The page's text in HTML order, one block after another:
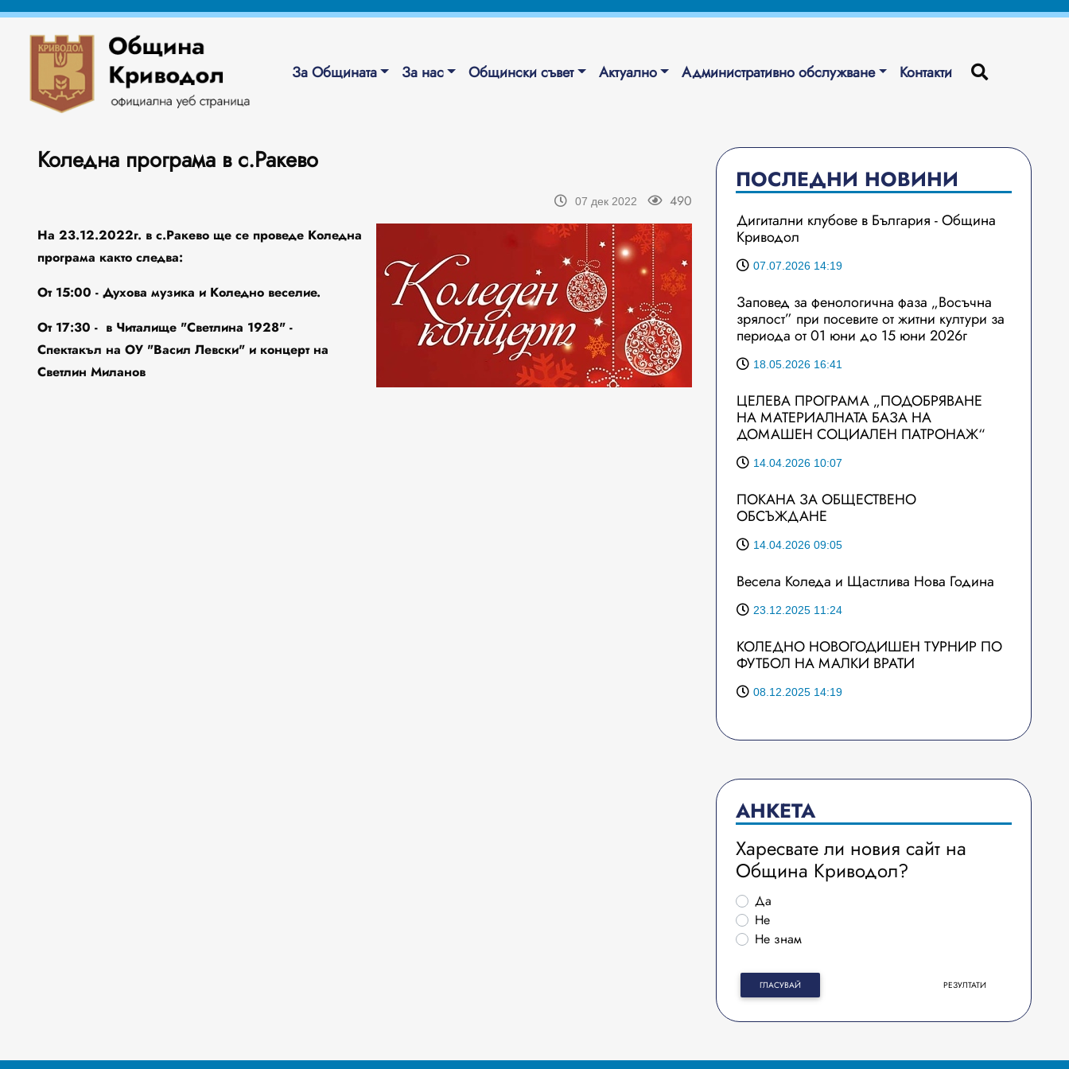
За Общината За нас Общински съвет Актуално Административно обслужване Контакти
Коледна програма в с.Ракево
07 дек 2022
490
На 23.12.2022г. в с.Ракево ще се проведе Коледна
програма както следва:
От 15:00 - Духова музика и Коледно веселие.
От 17:30 - в Читалище "Светлина 1928" -
Спектакъл на ОУ "Васил Левски" и концерт на
Светлин Миланов
ПОСЛЕДНИ НОВИНИ
Дигитални клубове в България - Община
Криводол
07.07.2026 14:19
Заповед за фенологична фаза „Восъчна
зрялост” при посевите от житни култури за
периода от 01 юни до 15 юни 2026г
18.05.2026 16:41
ЦЕЛЕВА ПРОГРАМА „ПОДОБРЯВАНЕ
НА МАТЕРИАЛНАТА БАЗА НА
ДОМАШЕН СОЦИАЛЕН ПАТРОНАЖ“
14.04.2026 10:07
ПОКАНА ЗА ОБЩЕСТВЕНО
ОБСЪЖДАНЕ
14.04.2026 09:05
Весела Коледа и Щастлива Нова Година
23.12.2025 11:24
КОЛЕДНО НОВОГОДИШЕН ТУРНИР ПО
ФУТБОЛ НА МАЛКИ ВРАТИ
08.12.2025 14:19
АНКЕТА
Харесвате ли новия сайт на
Община Криводол?
Да
Не
Не знам
ГЛАСУВАЙ РЕЗУЛТАТИ